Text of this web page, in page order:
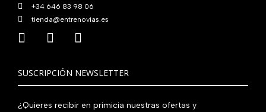
+34 646 83 98 06
tienda@entrenovias.es
SUSCRIPCIÓN NEWSLETTER
¿Quieres recibir en primicia nuestras ofertas y